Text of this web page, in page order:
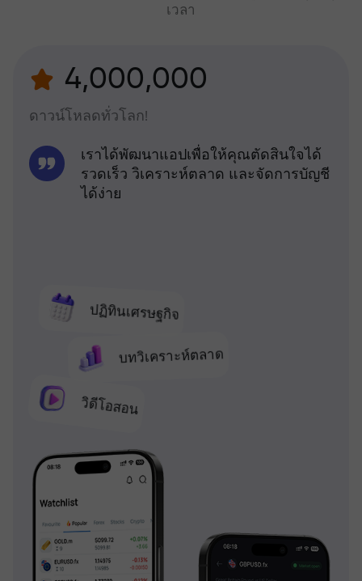
เวลา
4,000,000
ดาวน์โหลดทั่วโลก!
ปฏิทินเศรษฐกิจ
บทวิเคราะห์ตลาด
วิดีโอสอน
เราได้พัฒนาแอปเพื่อให้คุณตัดสินใจได้
รวดเร็ว วิเคราะห์ตลาด และจัดการบัญชี
ได้ง่าย